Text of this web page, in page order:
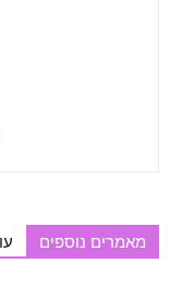
מאמרים נוספים